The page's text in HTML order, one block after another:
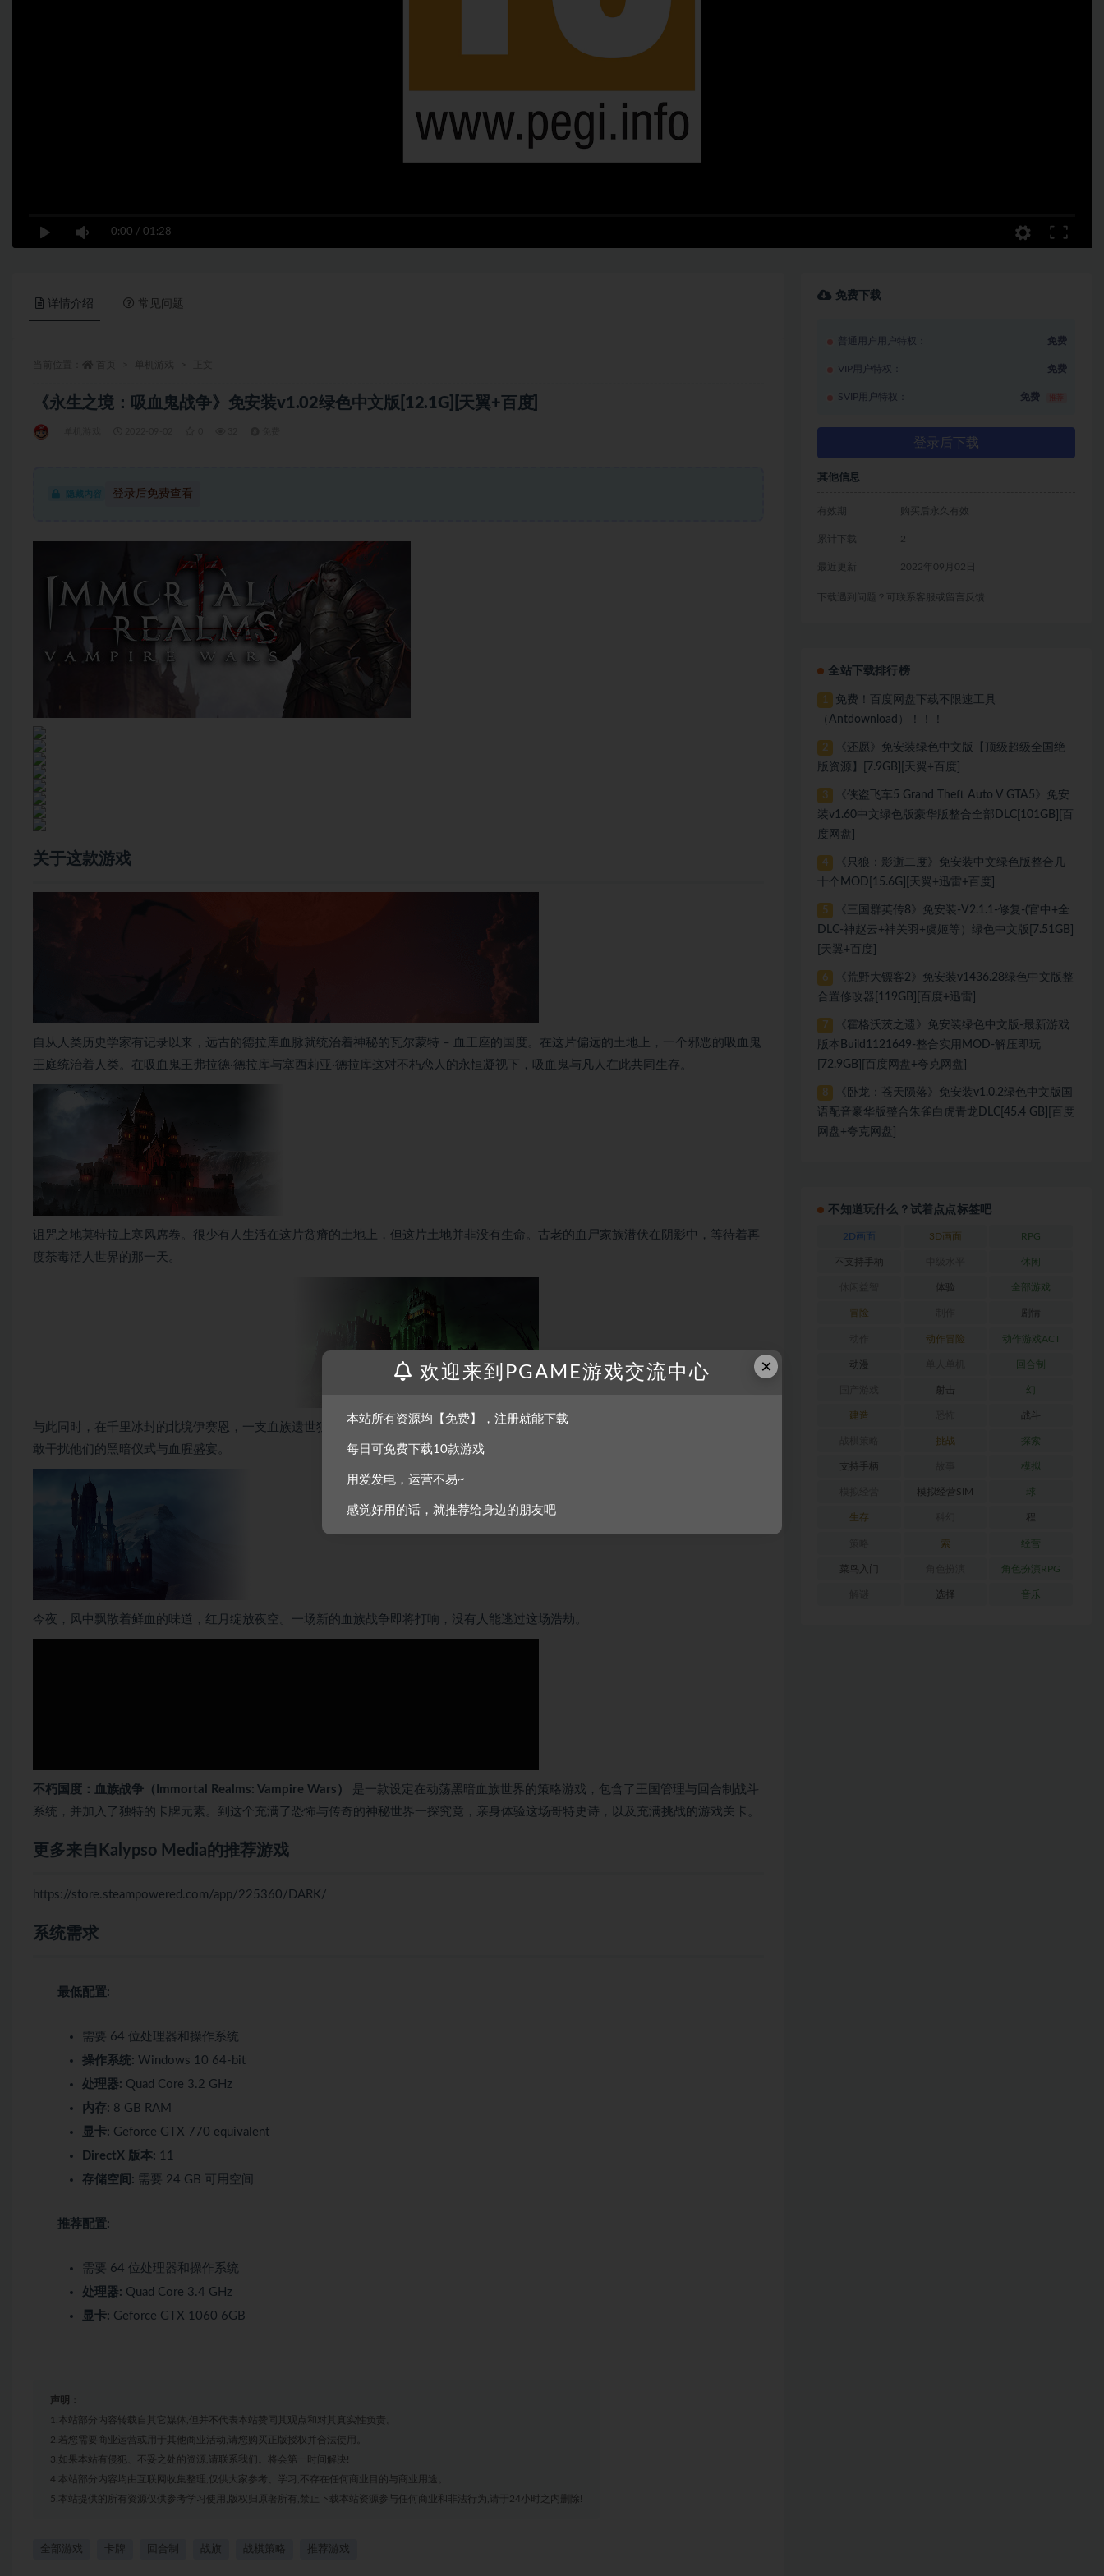
0:00 / 01:28
详情介绍 常见问题
《永生之境：吸血鬼战争》免安装v1.02绿色中文版[12.1G][天翼+百度]
隐藏内容 登录后免费查看
关于这款游戏
自从人类历史学家有记录以来，远古的德拉库血脉就统治着神秘的瓦尔蒙特 – 血王座的国度。在这片偏远的土地上，一个邪恶的吸血鬼
王庭统治着人类。在吸血鬼王弗拉德·德拉库与塞西莉亚·德拉库这对不朽恋人的永恒凝视下，吸血鬼与凡人在此共同生存。
诅咒之地莫特拉上寒风席卷。很少有人生活在这片贫瘠的土地上，但这片土地并非没有生命。古老的血尸家族潜伏在阴影中，等待着再
度荼毒活人世界的那一天。
与此同时，在千里冰封的北境伊赛恩，一支血族遗世独立。他们是神秘的莫利亚氏族，精研着鲜血与魔法。无论是活人还是死者，都不
敢干扰他们的黑暗仪式与血腥盛宴。
今夜，风中飘散着鲜血的味道，红月绽放夜空。一场新的血族战争即将打响，没有人能逃过这场浩劫。
不朽国度：血族战争（Immortal Realms: Vampire Wars）
是一款设定在动荡黑暗血族世界的策略游戏，包含了王国管理与回合制战斗
系统，并加入了独特的卡牌元素。到这个充满了恐怖与传奇的神秘世界一探究竟，亲身体验这场哥特史诗，以及充满挑战的游戏关卡。
更多来自Kalypso Media的推荐游戏
https://store.steampowered.com/app/225360/DARK/
系统需求
最低配置:
需要 64 位处理器和操作系统
操作系统: Windows 10 64-bit
处理器: Quad Core 3.2 GHz
内存: 8 GB RAM
显卡: Geforce GTX 770 equivalent
DirectX 版本: 11
存储空间: 需要 24 GB 可用空间
推荐配置:
需要 64 位处理器和操作系统
处理器: Quad Core 3.4 GHz
显卡: Geforce GTX 1060 6GB
声明：
1.本站部分内容转载自其它媒体,但并不代表本站赞同其观点和对其真实性负责。
2.若您需要商业运营或用于其他商业活动,请您购买正版授权并合法使用。
3.如果本站有侵犯、不妥之处的资源,请联系我们。将会第一时间解决!
4.本站部分内容均由互联网收集整理,仅供大家参考、学习,不存在任何商业目的与商业用途。
5.本站提供的所有资源仅供参考学习使用,版权归原著所有,禁止下载本站资源参与任何商业和非法行为,请于24小时之内删除!
全部游戏 卡牌 回合制 战旗 战棋策略 推荐游戏
免费下载
普通用户用户特权： 免费
VIP用户特权： 免费
SVIP用户特权： 免费
登录后下载
其他信息
有效期 购买后永久有效
累计下载 2
最近更新 2022年09月02日
下载遇到问题？可联系客服或留言反馈
全站下载排行榜
1
免费！百度网盘下载不限速工具
（Antdownload）！！！
2
《还愿》免安装绿色中文版【顶级超级全国绝
版资源】[7.9GB][天翼+百度]
3
《侠盗飞车5 Grand Theft Auto V GTA5》免安
装v1.60中文绿色版豪华版整合全部DLC[101GB][百
度网盘]
4
《只狼：影逝二度》免安装中文绿色版整合几
十个MOD[15.6G][天翼+迅雷+百度]
5
《三国群英传8》免安装-V2.1.1-修复-(官中+全
DLC-神赵云+神关羽+虞姬等）绿色中文版[7.51GB]
[天翼+百度]
6
《荒野大镖客2》免安装v1436.28绿色中文版整
合置修改器[119GB][百度+迅雷]
7
《霍格沃茨之遗》免安装绿色中文版-最新游戏
版本Build1121649-整合实用MOD-解压即玩
[72.9GB][百度网盘+夸克网盘]
8
《卧龙：苍天陨落》免安装v1.0.2绿色中文版国
语配音豪华版整合朱雀白虎青龙DLC[45.4 GB][百度
网盘+夸克网盘]
不知道玩什么？试着点点标签吧
2D画面 3D画面 RPG
不支持手柄 休闲
体验 全部游戏
冒险 剧情
动作冒险 动作游戏ACT
动漫 回合制
射击 幻
建造 战斗
挑战 探索
支持手柄 模拟
模拟经营SIM 球
生存 程
索 经营
菜鸟入门 角色扮演RPG
选择 音乐
×
欢迎来到PGAME游戏交流中心
本站所有资源均【免费】，注册就能下载
每日可免费下载10款游戏
用爱发电，运营不易~
感觉好用的话，就推荐给身边的朋友吧